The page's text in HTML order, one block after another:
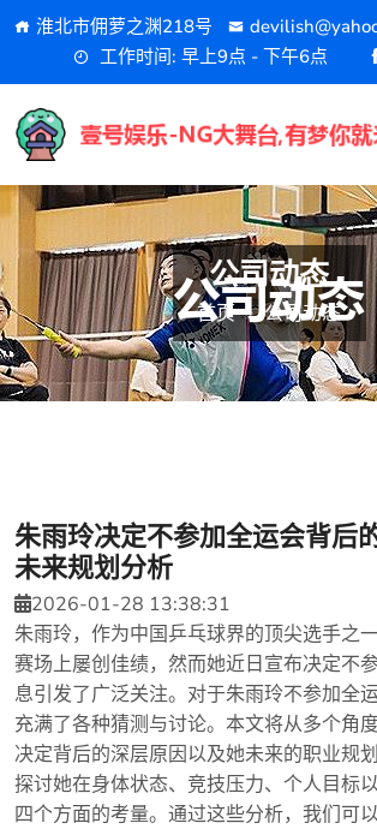
淮北市佣萝之渊218号
工作时间: 早上9点 - 下午6点
公司动态
首页 公司动态
朱雨玲决定不参加全运会背后
未来规划分析
2026-01-28 13:38:31
朱雨玲，作为中国乒乓球界的顶尖选手之
赛场上屡创佳绩，然而她近日宣布决定不
息引发了广泛关注。对于朱雨玲不参加全
充满了各种猜测与讨论。本文将从多个角
决定背后的深层原因以及她未来的职业规
探讨她在身体状态、竞技压力、个人目标
四个方面的考量。通过这些分析，我们可